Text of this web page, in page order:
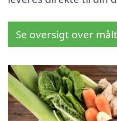
Se oversigt over